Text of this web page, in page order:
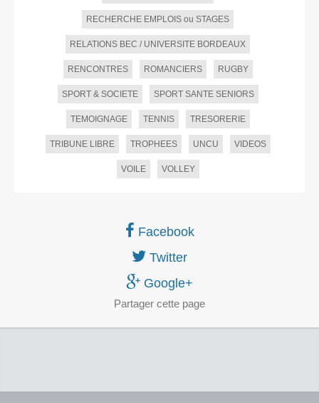
RECHERCHE EMPLOIS ou STAGES
RELATIONS BEC / UNIVERSITE BORDEAUX
RENCONTRES ROMANCIERS RUGBY
SPORT & SOCIETE SPORT SANTE SENIORS
TEMOIGNAGE TENNIS TRESORERIE
TRIBUNE LIBRE TROPHEES UNCU VIDEOS
VOILE VOLLEY
Facebook
Twitter
Google+
Partager cette page